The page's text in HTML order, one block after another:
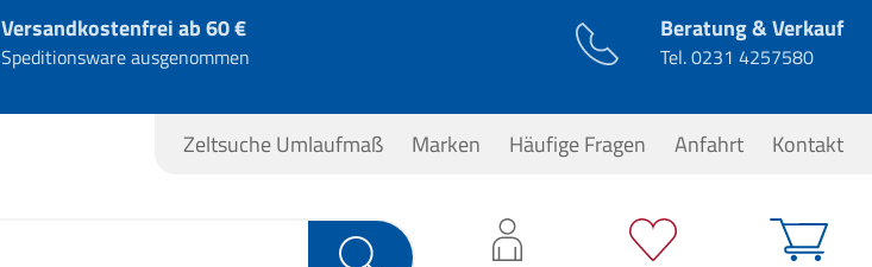
Versandkostenfrei ab 60 €
Speditionsware ausgenommen
Beratung & Verkauf
Tel.0231 4257580
Zeltsuche Umlaufmaß Marken Häufige Fragen Anfahrt Kontakt
0,00 €*